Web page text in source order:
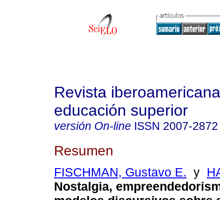
Revista
educación superior
versión On-line ISSN 2007-2872
Resumen
FISCHMAN, Gustavo E. y
Nostalgia,